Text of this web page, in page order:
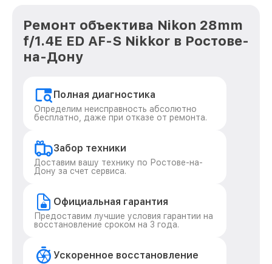
Ремонт объектива Nikon 28mm
f/1.4E ED AF-S Nikkor в Ростове-
на-Дону
Полная диагностика
Определим неисправность абсолютно
бесплатно, даже при отказе от ремонта.
Забор техники
Доставим вашу технику по Ростове-на-
Дону за счет сервиса.
Официальная гарантия
Предоставим лучшие условия гарантии на
восстановление сроком на 3 года.
Ускоренное восстановление